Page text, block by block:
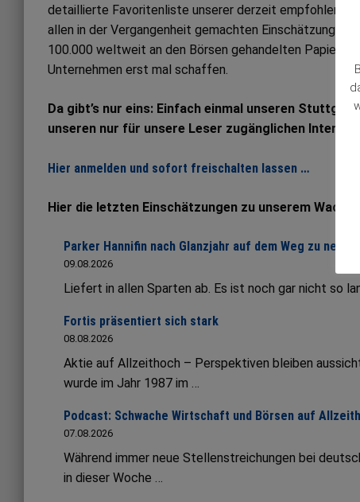
detaillierte Favoritenliste unserer derzeit
allen in der Vergangenheit gemachten Einschätzungen.
100.000 weltweit an den Börsen gehandelten Papieren
Unternehmen erst mal schaffen.
Da gibt’s nur eins: Einfach einmal unseren
unseren nur für unsere Leser zugänglichen
Hier anmelden und sofort freischalten lassen …
Hier die letzten Einschätzungen zu unserem
Parker Hannifin nach Glanzjahr auf dem Weg zu neuen
09.08.2026
Liefert in allen Sparten ab. Es ist noch gar nicht so
Fortis präsentiert sich stark
08.08.2026
Aktie auf Allzeithoch – Perspektiven bleiben
wurde im Jahr 1987 im …
Podcast: Schwache Wirtschaft und Börsen auf
07.08.2026
Während immer neue Stellenstreichungen bei
in dieser Woche …